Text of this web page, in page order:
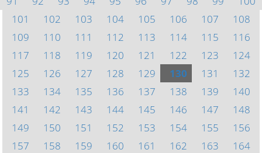
101
102 103 104 105 106 107
108
109
110 111 112 113 114 115
116
117
118 119 120 121 122 123
124
125
126 127 128 129 130 131
132
133
134 135 136 137 138 139
140
141
142 143 144 145 146 147
148
149
150 151 152 153 154 155
156
157
158 159 160 161 162 163
164